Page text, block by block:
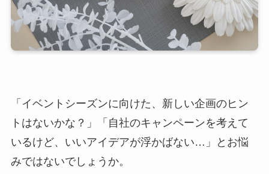
「イベントシーズンに向けた、新しい企画のヒン
トはないかな？」「自社のキャンペーンを考えて
いるけど、いいアイデアが浮かばない…」とお悩
みではないでしょうか。